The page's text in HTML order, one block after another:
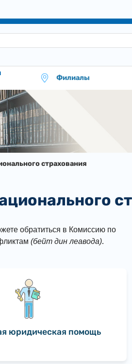
Филиалы
страхования
обратиться в Комиссию по
(бейт дин леавода).
юридическая помощь